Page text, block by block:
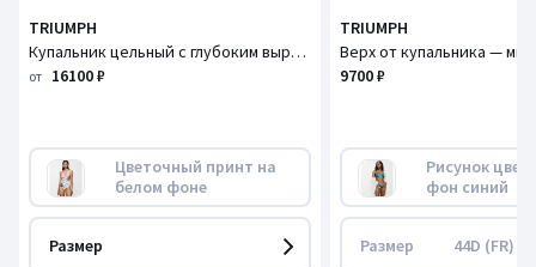
TRIUMPH
Купальник цельный с глубоким вырезом Summer Fleur / Саммер Флер
от 16100 ₽
Цветочный принт на
белом фоне
Размер
TRIUMPH
9700 ₽
Рисунок
фон синий
Размер 44D (FR) -